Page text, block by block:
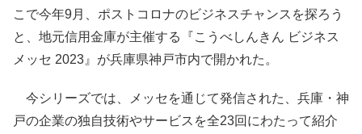
こで今年9月、ポストコロナのビジネスチャンスを探ろう
と、地元信用金庫が主催する『こうべしんきん ビジネス
メッセ 2023』が兵庫県神戸市内で開かれた。
今シリーズでは、メッセを通じて発信された、兵庫・神
戸の企業の独自技術やサービスを全23回にわたって紹介